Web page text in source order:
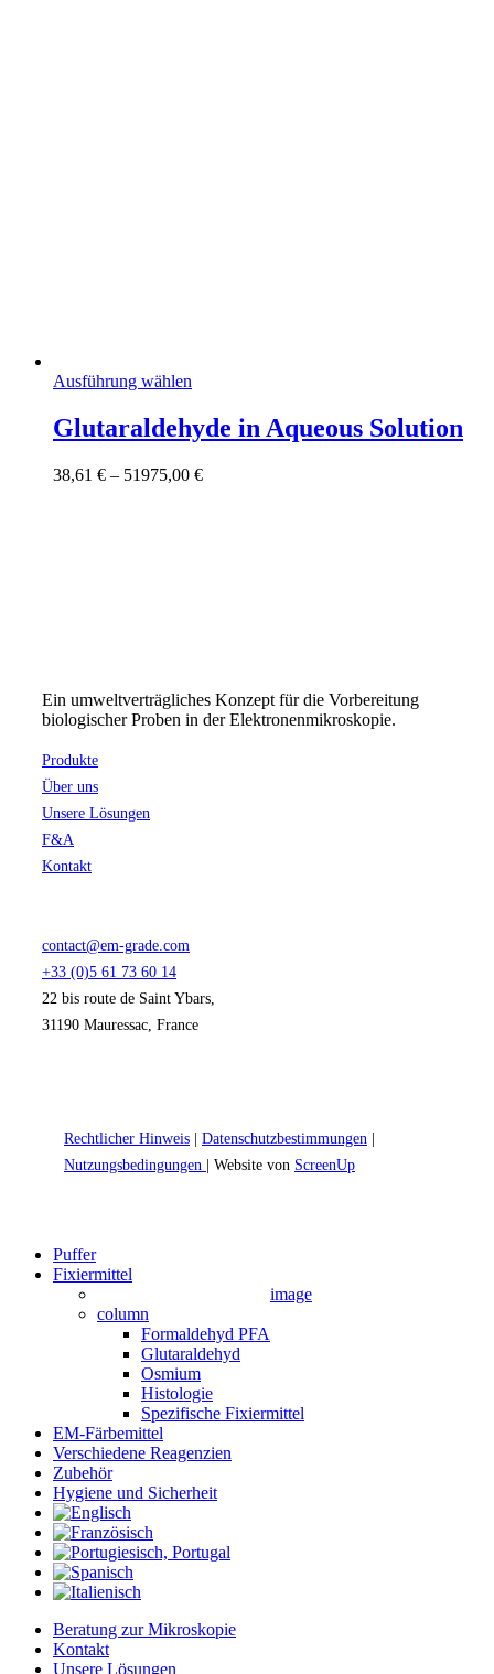
Ausführung wählen
weist
mehrere
auf.
Glutaraldehyde in Aqueous Solution
38,61 € – 51975,00 €Preisspanne:
Ein umweltverträgliches Konzept für die Vorbereitung
biologischer Proben in der Elektronenmikroskopie.
Produkte
Über uns
Unsere Lösungen
F&A
Kontakt
contact@em-grade.com
+33 (0)5 61 73 60 14
22 bis route de Saint Ybars,
31190 Mauressac, France
Rechtlicher Hinweis | Datenschutzbestimmungen |
Nutzungsbedingungen | Website von ScreenUp
Close
Menu
Puffer
Fixiermittel
image
column
Formaldehyd PFA
Glutaraldehyd
Osmium
Histologie
Spezifische Fixiermittel
EM-Färbemittel
Verschiedene Reagenzien
Zubehör
Hygiene und Sicherheit
Beratung zur Mikroskopie
Kontakt
Unsere Lösungen